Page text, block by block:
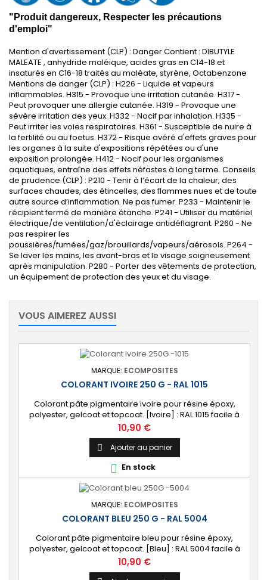
"Produit dangereux, Respecter les précautions
d'emploi"
Mention d'avertissement (CLP) : Danger Contient : DIBUTYLE
MALEATE , anhydride maléique, acides gras en C14-18 et
insaturés en C16-18 traités au maléate, styrène, Octabenzone
Mentions de danger (CLP) : H226 - Liquide et vapeurs
inflammables. H315 - Provoque une irritation cutanée. H317 -
Peut provoquer une allergie cutanée. H319 - Provoque une
sévère irritation des yeux. H332 - Nocif par inhalation. H335 -
Peut irriter les voies respiratoires. H361 - Susceptible de nuire à
la fertilité ou aufoetus. H372 - Risque avéré d'effets graves pour
les organes à la suite d'expositions répétées ou d'une
exposition prolongée. H412 - Nocif pour les organismes
aquatiques, entraîne des effets néfastes à long terme. Conseils
de prudence (CLP) : P210 - Tenir à l’écart de la chaleur, des
surfaces chaudes, des étincelles, des flammes nues et de toute
autre source d’inflammation. Ne pas fumer. P233 - Maintenir le
récipient fermé de manière étanche. P241 - Utiliser du matériel
électrique/de ventilation/d'éclairage antidéflagrant. P260 - Ne
pas respirer les
poussières/fumées/gaz/brouillards/vapeurs/aérosols. P264 -
Se laver les mains, les avant-bras et le visage soigneusement
après manipulation. P280 - Porter des vêtements de protection,
un équipement de protection des yeux et du visage.
VOUS AIMEREZ AUSSI
MARQUE: ECOMPOSITES
COLORANT IVOIRE 250 G - RAL 1015
Colorant pâte pigmentaire ivoire pour résine époxy,
polyester, gelcoat et topcoat. [Ivoire] : RAL 1015 facile à
mélanger.
Prix
10,90 €
 Ajouter au panier
 En stock
MARQUE: ECOMPOSITES
COLORANT BLEU 250 G - RAL 5004
Colorant pâte pigmentaire bleu pour résine époxy,
polyester, gelcoat et topcoat. [Bleu] : RAL 5004 facile à
mélanger.
Prix
10,90 €